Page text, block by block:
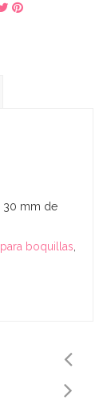
30 mm de
boquillas